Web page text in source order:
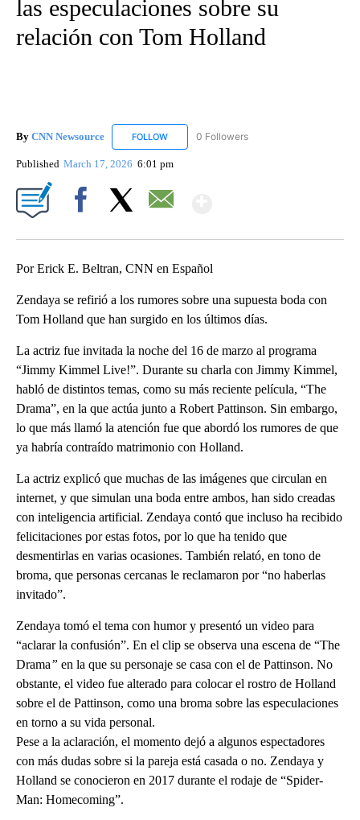
las especulaciones sobre su
relación con Tom Holland
By CNN Newsource FOLLOW FOLLOW "CNN NEWSOURCE" TO RECEIVE
0 Followers
Published March 17, 2026 6:01 pm
Por Erick E. Beltran, CNN en Español
Zendaya se refirió a los rumores sobre una supuesta boda con
Tom Holland que han surgido en los últimos días.
La actriz fue invitada la noche del 16 de marzo al programa
“Jimmy Kimmel Live!”. Durante su charla con Jimmy Kimmel,
habló de distintos temas, como su más reciente película, “The
Drama”, en la que actúa junto a Robert Pattinson. Sin embargo,
lo que más llamó la atención fue que abordó los rumores de que
ya habría contraído matrimonio con Holland.
La actriz explicó que muchas de las imágenes que circulan en
internet, y que simulan una boda entre ambos, han sido creadas
con inteligencia artificial. Zendaya contó que incluso ha recibido
felicitaciones por estas fotos, por lo que ha tenido que
desmentirlas en varias ocasiones. También relató, en tono de
broma, que personas cercanas le reclamaron por “no haberlas
invitado”.
Zendaya tomó el tema con humor y presentó un video para
“aclarar la confusión”. En el clip se observa una escena de “The
Drama” en la que su personaje se casa con el de Pattinson. No
obstante, el video fue alterado para colocar el rostro de Holland
sobre el de Pattinson, como una broma sobre las especulaciones
en torno a su vida personal.
Pese a la aclaración, el momento dejó a algunos espectadores
con más dudas sobre si la pareja está casada o no. Zendaya y
Holland se conocieron en 2017 durante el rodaje de “Spider-
Man: Homecoming”.